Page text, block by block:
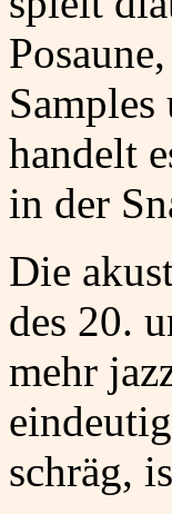
handelt
in der
Die
des 20.
mehr
schräg,